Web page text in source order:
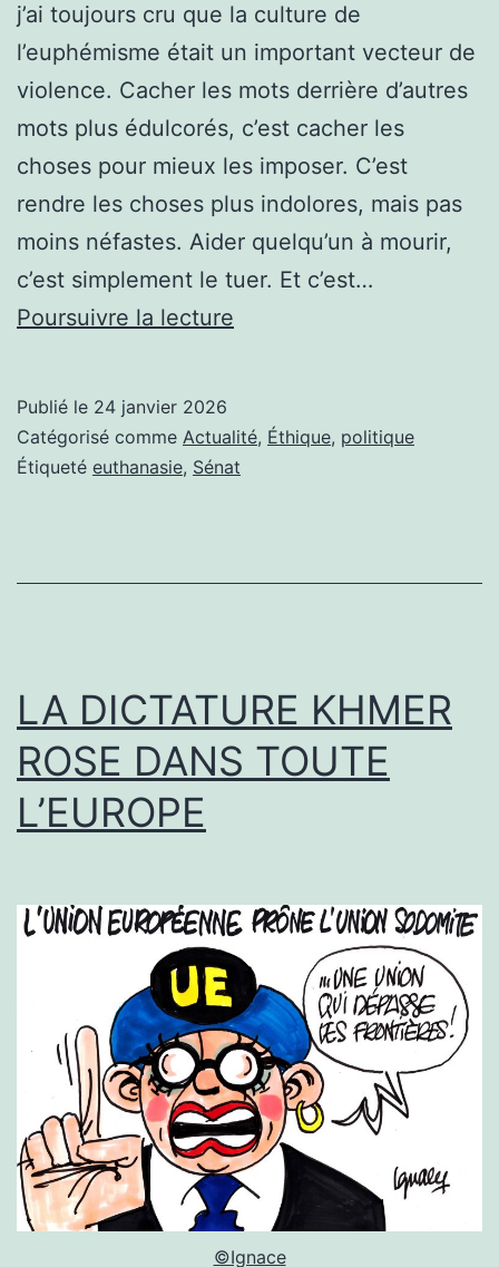
j’ai toujours cru que la culture de
l’euphémisme était un important vecteur de
violence. Cacher les mots derrière d’autres
mots plus édulcorés, c’est cacher les
choses pour mieux les imposer. C’est
rendre les choses plus indolores, mais pas
moins néfastes. Aider quelqu’un à mourir,
c’est simplement le tuer. Et c’est…
Poursuivre la lecture
REJETTE
L’AIDE
MOURIR
Publié le 24 janvier 2026
Catégorisé comme Actualité, Éthique, politique
Étiqueté euthanasie, Sénat
LA DICTATURE KHMER
ROSE DANS TOUTE
L’EUROPE
©Ignace